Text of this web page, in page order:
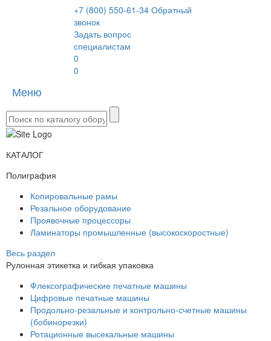
+7 (800) 550-61-34 Обратный
звонок
Задать вопрос
специалистам
0
0
Меню
КАТАЛОГ
Полиграфия
Копировальные рамы
Резальное оборудование
Проявочные процессоры
Ламинаторы промышленные (высокоскоростные)
Весь раздел
Рулонная этикетка и гибкая упаковка
Флексографические печатные машины
Цифровые печатные машины
Продольно-резальные и контрольно-счетные машины
(бобинорезки)
Ротационные высекальные машины